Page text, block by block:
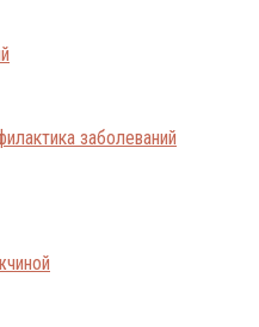
заболеваний